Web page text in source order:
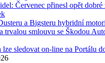
Červenec přinesl opět
a Bigsteru hybridní
trvalou smlouvu se Škodou
lze sledovat on-line na Portálu